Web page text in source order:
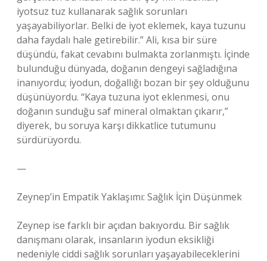
iyotsuz tuz kullanarak sağlık sorunları
yaşayabiliyorlar. Belki de iyot eklemek, kaya tuzunu
daha faydalı hale getirebilir.” Ali, kısa bir süre
düşündü, fakat cevabını bulmakta zorlanmıştı. İçinde
bulunduğu dünyada, doğanın dengeyi sağladığına
inanıyordu; iyodun, doğallığı bozan bir şey olduğunu
düşünüyordu. “Kaya tuzuna iyot eklenmesi, onu
doğanın sunduğu saf mineral olmaktan çıkarır,”
diyerek, bu soruya karşı dikkatlice tutumunu
sürdürüyordu.
—
Zeynep’in Empatik Yaklaşımı: Sağlık İçin Düşünmek
Zeynep ise farklı bir açıdan bakıyordu. Bir sağlık
danışmanı olarak, insanların iyodun eksikliği
nedeniyle ciddi sağlık sorunları yaşayabileceklerini